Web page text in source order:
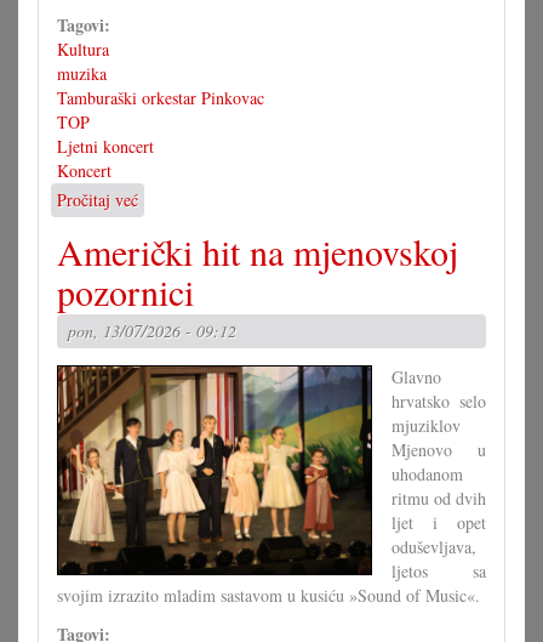
Tagovi:
Kultura
muzika
Tamburaški orkestar Pinkovac
TOP
Ljetni koncert
Koncert
Pročitaj već
Dva
uspješni
koncerti
TOP-
a
Američki hit na mjenovskoj
pozornici
pon, 13/07/2026 - 09:12
Glavno
hrvatsko selo
mjuziklov
Mjenovo u
uhodanom
ritmu od dvih
ljet i opet
oduševljava,
ljetos sa
svojim izrazito mladim sastavom u kusiću »Sound of Music«.
Tagovi: